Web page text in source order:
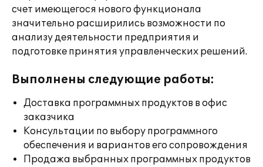
счет имеющегося нового функционала
значительно расширились возможности по
анализу деятельности предприятия и
подготовке принятия управленческих решений.
Выполнены следующие работы:
Доставка программных продуктов в офис
заказчика
Консультации по выбору программного
обеспечения и вариантов его сопровождения
Продажа выбранных программных продуктов